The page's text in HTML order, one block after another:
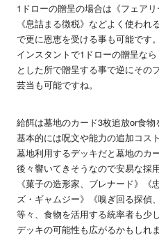
1ドローの贈呈の場合は《フェア
《息詰まる徴税》などよく使わ
で更に恩恵を受ける事も可能です。
インスタントで1ドローの贈呈な
とした所で贈呈する事で逆にその
芸当も可能ですね。
給餌は墓地のカード3枚追放or食物
基本的には呪文や能力の追加コス
墓地利用するデッキだと墓地のカ
後々響いてきそうなので安易な採
《菓子の造形家、ブレナード》
ズ・ギャムジー》《嗅ぎ回る探偵
等々、食物を活用する統率者も少
デッキの可能性も広がるかもしれま